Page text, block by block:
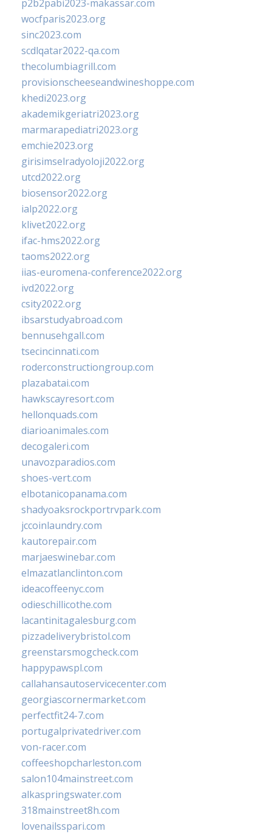
p2b2pabi2023-makassar.com
wocfparis2023.org
sinc2023.com
scdlqatar2022-qa.com
thecolumbiagrill.com
provisionscheeseandwineshoppe.com
khedi2023.org
akademikgeriatri2023.org
marmarapediatri2023.org
emchie2023.org
girisimselradyoloji2022.org
utcd2022.org
biosensor2022.org
ialp2022.org
klivet2022.org
ifac-hms2022.org
taoms2022.org
iias-euromena-conference2022.org
ivd2022.org
csity2022.org
ibsarstudyabroad.com
bennusehgall.com
tsecincinnati.com
roderconstructiongroup.com
plazabatai.com
hawkscayresort.com
hellonquads.com
diarioanimales.com
decogaleri.com
unavozparadios.com
shoes-vert.com
elbotanicopanama.com
shadyoaksrockportrvpark.com
jccoinlaundry.com
kautorepair.com
marjaeswinebar.com
elmazatlanclinton.com
ideacoffeenyc.com
odieschillicothe.com
lacantinitagalesburg.com
pizzadeliverybristol.com
greenstarsmogcheck.com
happypawspl.com
callahansautoservicecenter.com
georgiascornermarket.com
perfectfit24-7.com
portugalprivatedriver.com
von-racer.com
coffeeshopcharleston.com
salon104mainstreet.com
alkaspringswater.com
318mainstreet8h.com
lovenailsspari.com